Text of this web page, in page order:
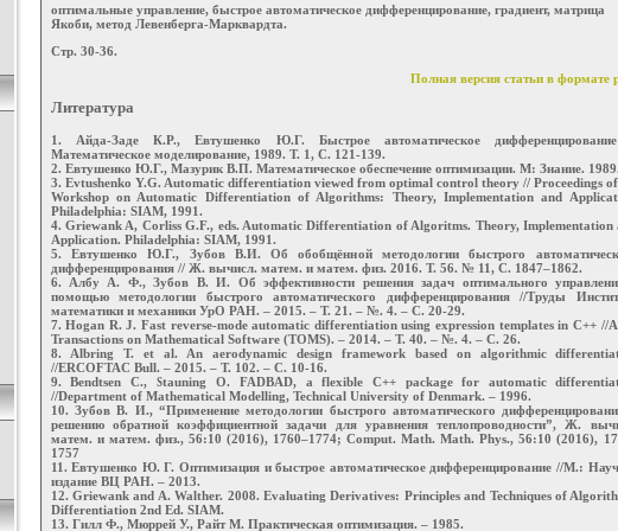
оптимальные управление, быстрое автоматическое дифференцирование, градиент, матрица
Якоби, метод Левенберга-Марквардта.
Стр. 30-36.
Полная версия статьи в формате
Литература
1. Айда-Заде К.Р., Евтушенко Ю.Г. Быстрое автоматическое
Математическое моделирование, 1989. Т. 1, С. 121-139.
2. Евтушенко Ю.Г., Мазурик В.П. Математическое обеспечение оптимизации. М: Знание.
3. Evtushenko Y.G. Automatic differentiation viewed from optimal control theory // Proceedings
Workshop on Automatic Differentiation of Algorithms: Theory, Implementation and
Philadelphia: SIAM, 1991.
4. Griewank A, Corliss G.F., eds. Automatic Differentiation of Algoritms. Theory, Implementation
Application. Philadelphia: SIAM, 1991.
5. Евтушенко Ю.Г., Зубов В.И. Об обобщённой методологии быстрого
дифференцирования // Ж. вычисл. матем. и матем. физ. 2016. Т. 56. № 11, С. 1847–1862.
6. Албу А. Ф., Зубов В. И. Об эффективности решения задач оптимального
помощью методологии быстрого автоматического дифференцирования //Труды
математики и механики УрО РАН. – 2015. – Т. 21. – №. 4. – С. 20-29.
7. Hogan R. J. Fast reverse-mode automatic differentiation using expression templates in C++ //
Transactions on Mathematical Software (TOMS). – 2014. – Т. 40. – №. 4. – С. 26.
8. Albring T. et al. An aerodynamic design framework based on algorithmic
//ERCOFTAC Bull. – 2015. – Т. 102. – С. 10-16.
9. Bendtsen C., Stauning O. FADBAD, a flexible C++ package for automatic
//Department of Mathematical Modelling, Technical University of Denmark. – 1996.
10. Зубов В. И., “Применение методологии быстрого автоматического
решению обратной коэффициентной задачи для уравнения теплопроводности”, Ж.
матем. и матем. физ., 56:10 (2016), 1760–1774; Comput. Math. Math. Phys., 56:10 (2016),
1757
11. Евтушенко Ю. Г. Оптимизация и быстрое автоматическое дифференцирование //М.:
издание ВЦ РАН. – 2013.
12. Griewank and A. Walther. 2008. Evaluating Derivatives: Principles and Techniques of
Differentiation 2nd Ed. SIAM.
13. Гилл Ф., Мюррей У., Райт М. Практическая оптимизация. – 1985.